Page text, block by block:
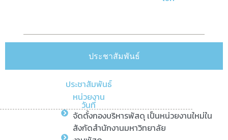
ประชาสัมพันธ์
ประชาสัมพันธ์
หน่วยงาน
วันที่
จัดตั้งกองบริหารพัสดุ เป็นหน่วยงานใหม่ใน
สังกัดสำนักงานมหาวิทยาลัย